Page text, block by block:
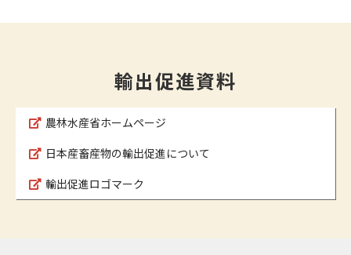
輸出促進資料
農林水産省ホームページ
日本産畜産物の輸出促進について
輸出促進ロゴマーク